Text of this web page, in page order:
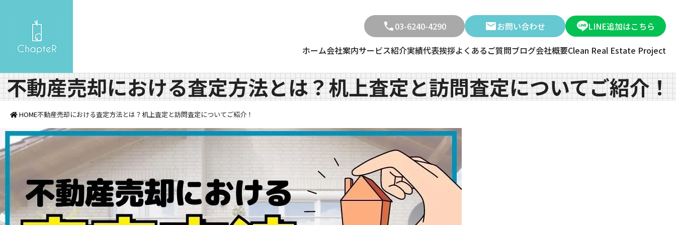
03-6240-4290 お問い合わせ
LINE追加はこちら
ホーム会社案内サービス紹介実績代表挨拶よくあるご質問ブログ会社概要Clean Real Estate Project
不動産売却における査定方法とは？机上査定と訪問査定についてご紹介！
HOME不動産売却における査定方法とは？机上査定と訪問査定についてご紹介！